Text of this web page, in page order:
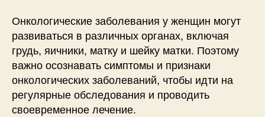
Онкологические заболевания у женщин могут
развиваться в различных органах, включая
грудь, яичники, матку и шейку матки. Поэтому
важно осознавать симптомы и признаки
онкологических заболеваний, чтобы идти на
регулярные обследования и проводить
своевременное лечение.